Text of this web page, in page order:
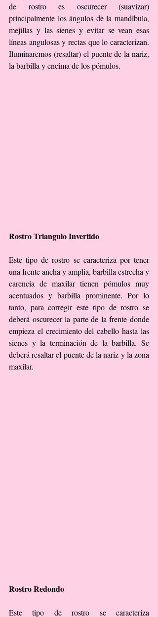
de rostro es oscurecer (suavizar)
principalmente los ángulos de la mandíbula,
mejillas y las sienes y evitar se vean esas
líneas angulosas y rectas que lo caracterizan.
Iluminaremos (resaltar) el puente de la nariz,
la barbilla y encima de los pómulos.
Rostro Triangulo Invertido
Este tipo de rostro se caracteriza por tener
una frente ancha y amplia, barbilla estrecha y
carencia de maxilar tienen pómulos muy
acentuados y barbilla prominente. Por lo
tanto, para corregir este tipo de rostro se
deberá oscurecer la parte de la frente donde
empieza el crecimiento del cabello hasta las
sienes y la terminación de la barbilla. Se
deberá resaltar el puente de la nariz y la zona
maxilar.
Rostro Redondo
Este tipo de rostro se caracteriza